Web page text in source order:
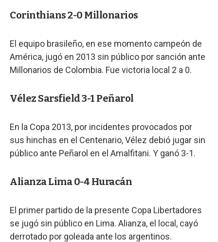
Corinthians 2-0 Millonarios
El equipo brasileño, en ese momento campeón de
América, jugó en 2013 sin público por sanción ante
Millonarios de Colombia. Fue victoria local 2 a 0.
Vélez Sarsfield 3-1 Peñarol
En la Copa 2013, por incidentes provocados por
sus hinchas en el Centenario, Vélez debió jugar sin
público ante Peñarol en el Amalfitani. Y ganó 3-1.
Alianza Lima 0-4 Huracán
El primer partido de la presente Copa Libertadores
se jugó sin público en Lima. Alianza, el local, cayó
derrotado por goleada ante los argentinos.